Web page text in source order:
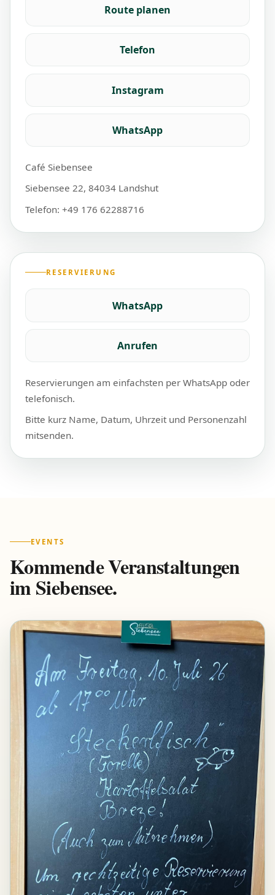
Route planen
Telefon
Instagram
WhatsApp
Café Siebensee
Siebensee 22, 84034 Landshut
Telefon: +49 176 62288716
RESERVIERUNG
WhatsApp
Anrufen
Reservierungen am einfachsten per WhatsApp oder
telefonisch.
Bitte kurz Name, Datum, Uhrzeit und Personenzahl
mitsenden.
EVENTS
Kommende Veranstaltungen
im Siebensee.